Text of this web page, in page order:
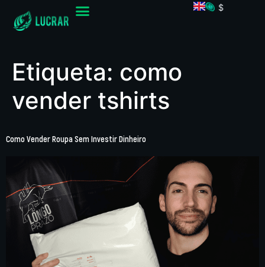
$
Etiqueta: como
vender tshirts
Como Vender Roupa Sem Investir Dinheiro